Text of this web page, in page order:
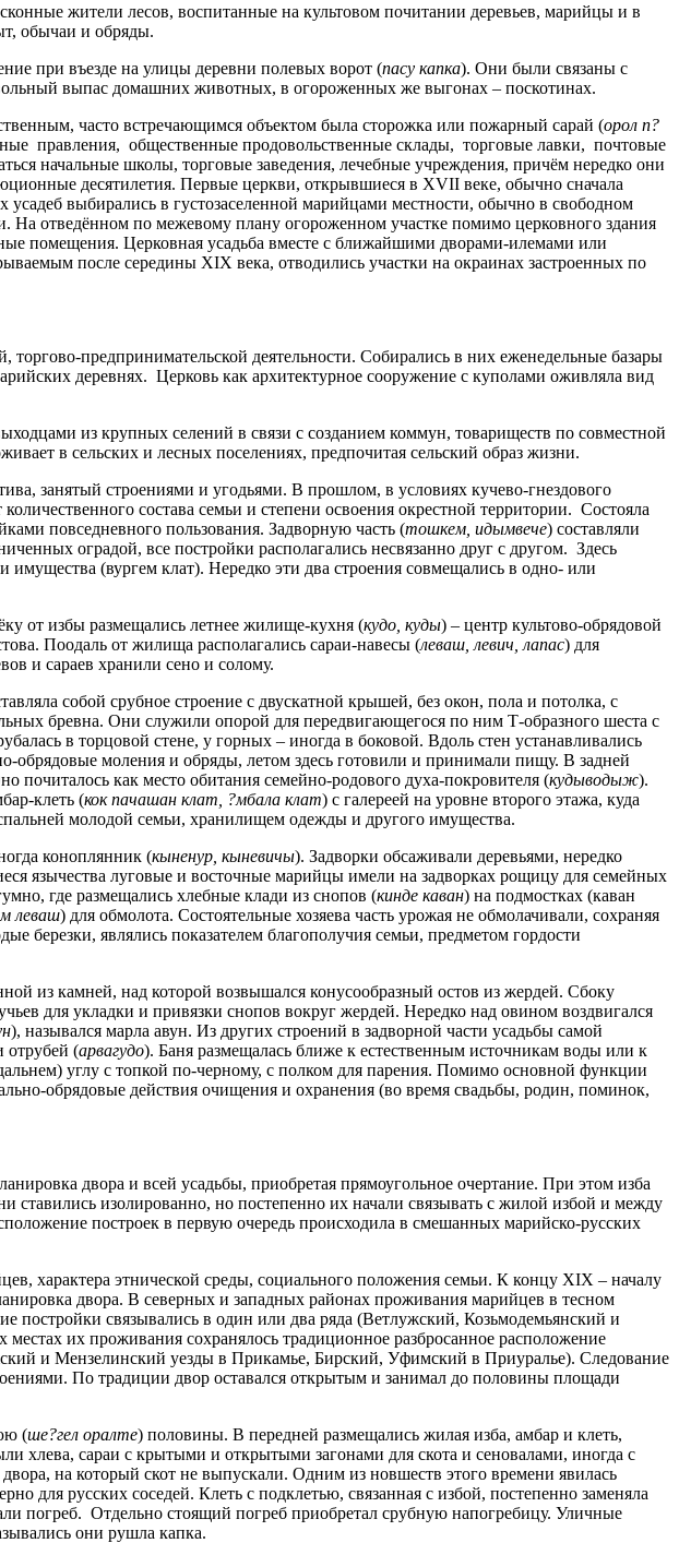
жители лесов, воспитанные на культовом почитании деревьев, марийцы и в
обычаи и обряды.
при въезде на улицы деревни полевых ворот (пасу капка). Они были связаны с
выпас домашних животных, в огороженных же выгонах – поскотинах.
часто встречающимся объектом была сторожка или пожарный сарай (орол п?
правления, общественные продовольственные склады, торговые лавки, почтовые
начальные школы, торговые заведения, лечебные учреждения, причём нередко они
десятилетия. Первые церкви, открывшиеся в XVII веке, обычно сначала
усадеб выбирались в густозаселенной марийцами местности, обычно в свободном
отведённом по межевому плану огороженном участке помимо церковного здания
помещения. Церковная усадьба вместе с ближайшими дворами-илемами или
после середины XIX века, отводились участки на окраинах застроенных по
предпринимательской деятельности. Собирались в них еженедельные базары
деревнях. Церковь как архитектурное сооружение с куполами оживляла вид
из крупных селений в связи с созданием коммун, товариществ по совместной
в сельских и лесных поселениях, предпочитая сельский образ жизни.
занятый строениями и угодьями. В прошлом, в условиях кучево-гнездового
состава семьи и степени освоения окрестной территории. Состояла
повседневного пользования. Задворную часть (тошкем, идымвече) составляли
оградой, все постройки располагались несвязанно друг с другом. Здесь
имущества (вургем клат). Нередко эти два строения совмещались в одно- или
от избы размещались летнее жилище-кухня (кудо, куды) – центр культово-обрядовой
Поодаль от жилища располагались сараи-навесы (леваш, левич, лапас) для
и сараев хранили сено и солому.
собой срубное строение с двускатной крышей, без окон, пола и потолка, с
бревна. Они служили опорой для передвигающегося по ним Т-образного шеста с
в торцовой стене, у горных – иногда в боковой. Вдоль стен устанавливались
обрядовые моления и обряды, летом здесь готовили и принимали пищу. В задней
почиталось как место обитания семейно-родового духа-покровителя (кудыводыж).
клеть (кок пачашан клат, ?мбала клат) с галереей на уровне второго этажа, куда
молодой семьи, хранилищем одежды и другого имущества.
коноплянник (кыненур, кыневичы). Задворки обсаживали деревьями, нередко
язычества луговые и восточные марийцы имели на задворках рощицу для семейных
где размещались хлебные клади из снопов (кинде каван) на подмостках (каван
леваш) для обмолота. Состоятельные хозяева часть урожая не обмолачивали, сохраняя
березки, являлись показателем благополучия семьи, предметом гордости
из камней, над которой возвышался конусообразный остов из жердей. Сбоку
для укладки и привязки снопов вокруг жердей. Нередко над овином воздвигался
), назывался марла авун. Из других строений в задворной части усадьбы самой
отрубей (арвагудо). Баня размещалась ближе к естественным источникам воды или к
углу с топкой по-черному, с полком для парения. Помимо основной функции
обрядовые действия очищения и охранения (во время свадьбы, родин, поминок,
двора и всей усадьбы, приобретая прямоугольное очертание. При этом изба
изолированно, но постепенно их начали связывать с жилой избой и между
построек в первую очередь происходила в смешанных марийско-русских
характера этнической среды, социального положения семьи. К концу XIX – началу
двора. В северных и западных районах проживания марийцев в тесном
постройки связывались в один или два ряда (Ветлужский, Козьмодемьянский и
их проживания сохранялось традиционное разбросанное расположение
и Мензелинский уезды в Прикамье, Бирский, Уфимский в Приуралье). Следование
По традиции двор оставался открытым и занимал до половины площади
(ше?гел оралте) половины. В передней размещались жилая изба, амбар и клеть,
хлева, сараи с крытыми и открытыми загонами для скота и сеновалами, иногда с
на который скот не выпускали. Одним из новшеств этого времени явилась
для русских соседей. Клеть с подклетью, связанная с избой, постепенно заменяла
погреб. Отдельно стоящий погреб приобретал срубную напогребицу. Уличные
они рушла капка.